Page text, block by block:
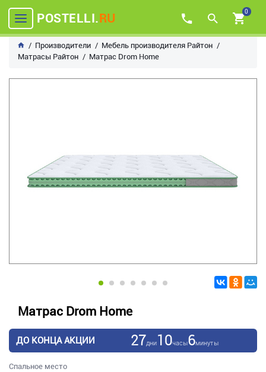
POSTELLI.RU 0
Производители
Мебель производителя Райтон
Матрасы Райтон
Матрас Drom Home
Матрас Drom Home
ДО КОНЦА АКЦИИ 27дни10часы6минуты
Спальное место